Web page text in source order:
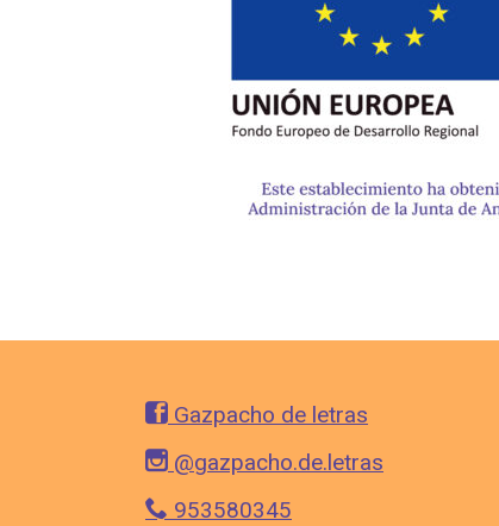
Gazpacho de letras
@gazpacho.de.letras
953580345